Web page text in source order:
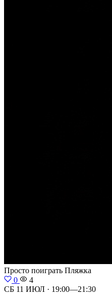
Просто поиграть Пляжка
0
4
СБ 11 ИЮЛ · 19:00—21:30